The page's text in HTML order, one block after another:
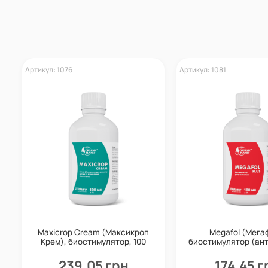
Артикул: 1076
Maxicrop Cream (Максикроп
Крем), биостимулятор, 100
Артикул: 1081
Megafol
биостимулятор